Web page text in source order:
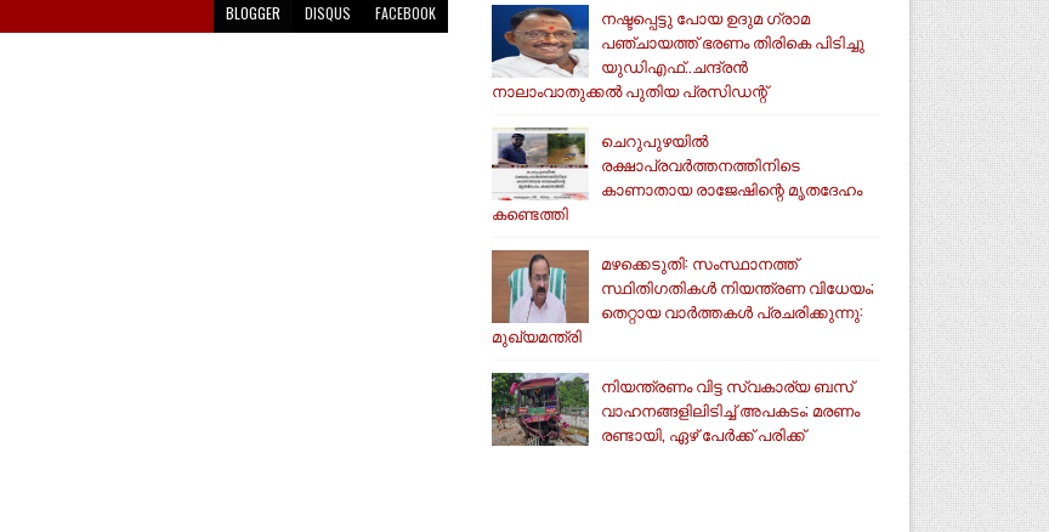
BLOGGER DISQUS FACEBOOK
നഷ്ടപ്പെട്ടു പോയ ഉദുമ ഗ്രാമ
പഞ്ചായത്ത് ഭരണം തിരികെ പിടിച്ചു
യുഡിഎഫ്..ചന്ദ്രൻ
നാലാംവാതുക്കൽ പുതിയ പ്രസിഡന്റ്
ചെറുപുഴയിൽ
രക്ഷാപ്രവർത്തനത്തിനിടെ
കാണാതായ രാജേഷിന്റെ മൃതദേഹം
കണ്ടെത്തി
മഴക്കെടുതി: സംസ്ഥാനത്ത്
സ്ഥിതിഗതികള്‍ നിയന്ത്രണ വിധേയം;
തെറ്റായ വാര്‍ത്തകള്‍ പ്രചരിക്കുന്നു:
മുഖ്യമന്ത്രി
നിയന്ത്രണം വിട്ട സ്വകാര്യ ബസ്
വാഹനങ്ങളിലിടിച്ച് അപകടം; മരണം
രണ്ടായി, ഏഴ് പേർക്ക് പരിക്ക്